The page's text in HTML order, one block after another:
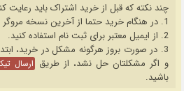
چند نکته که قبل از خرید اشتراک باید رعایت
1. در هنگام خرید حتما از آخرین نسخه مروگر فایرفاکس یا کروم استفاده کنید.
2. از ایمیل معتبر برای ثبت نام استفاده کنید.
3. در صورت بروز هرگونه مشکل در خرید، ابتدا
و اگر مشکلتان حل نشد، از طریق ارسال
باشید.